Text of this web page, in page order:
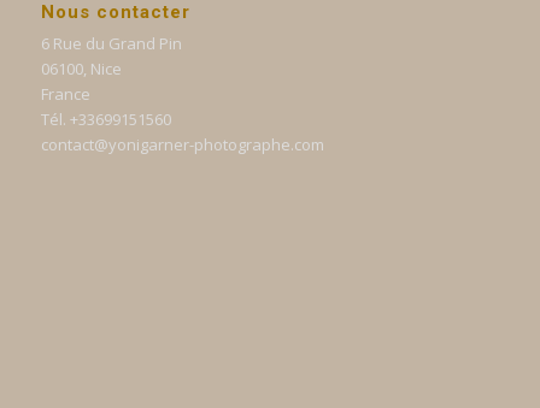
Nous contacter
6 Rue du Grand Pin
06100, Nice
France
Tél. +33699151560
contact@yonigarner-photographe.com